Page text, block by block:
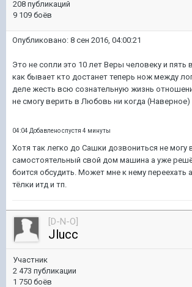
208 публикаций
9 109 боёв
Опубликовано: 8 сен 2016, 04:00:21
Это не сопли это 10 лет Веры человеку и пять
как бывает кто достанет теперь нож между
деле жесть всю сознательную жизнь
не смогу верить в Любовь ни когда (Наверное)
04:04 Добавлено спустя 4 минуты
Хотя так легко до Сашки дозвониться не
самостоятельный свой дом машина а уже
боится обсудить. Может мне к нему переехать
тёлки итд и тп.
[D-N-O]
Jlucc
Участник
2 473 публикации
1 750 боёв